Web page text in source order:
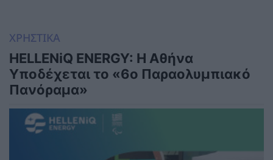
ΧΡΗΣΤΙΚΑ
HELLENiQ ENERGY: Η Αθήνα
Υποδέχεται το «6ο Παραολυμπιακό
Πανόραμα»